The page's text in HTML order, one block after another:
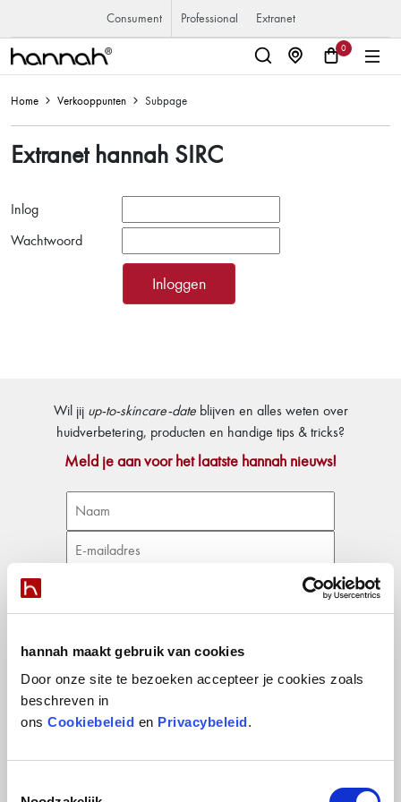
hannah maakt gebruik van cookies
Door onze site te bezoeken accepteer je cookies zoals
beschreven in
ons Cookiebeleid en Privacybeleid.
Consument Professional Extranet
0
Home Verkooppunten Subpage
Extranet hannah SIRC
Inlog
Wachtwoord
Inloggen
Wil jij up-to-skincare-dateblijven en alles weten over
huidverbetering, producten en handige tips & tricks?
Meld je aan voor het laatste hannah nieuws!
hannah SIRC
Geschiedenis
Coaching Center
Essentials
Red Line